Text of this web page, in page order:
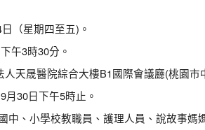
（星期四至五)。
午3時30分。
天晟醫院綜合大樓B1國際會議廳(桃園市
月30日下午5時止。
中、小學校教職員、護理人員、說故事媽